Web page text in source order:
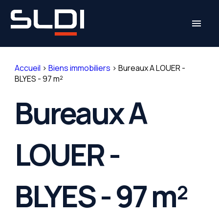
menu
Accueil > Biens immobiliers > Bureaux A LOUER -
BLYES - 97 m²
Bureaux A
LOUER -
BLYES - 97 m²